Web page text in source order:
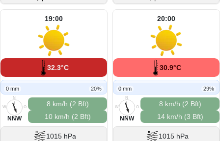
19:00
32.3°C
0 mm 20%
N
O
S
W
NNW
8 km/h (2 Bft)
10 km/h (2 Bft)
1015 hPa
20:00
30.9°C
0 mm 29%
N
O
S
W
NNW
8 km/h (2 Bft)
14 km/h (3 Bft)
1015 hPa